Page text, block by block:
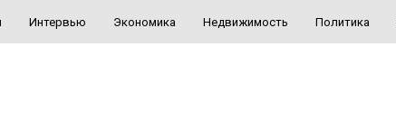
Интервью Экономика Недвижимость Политика